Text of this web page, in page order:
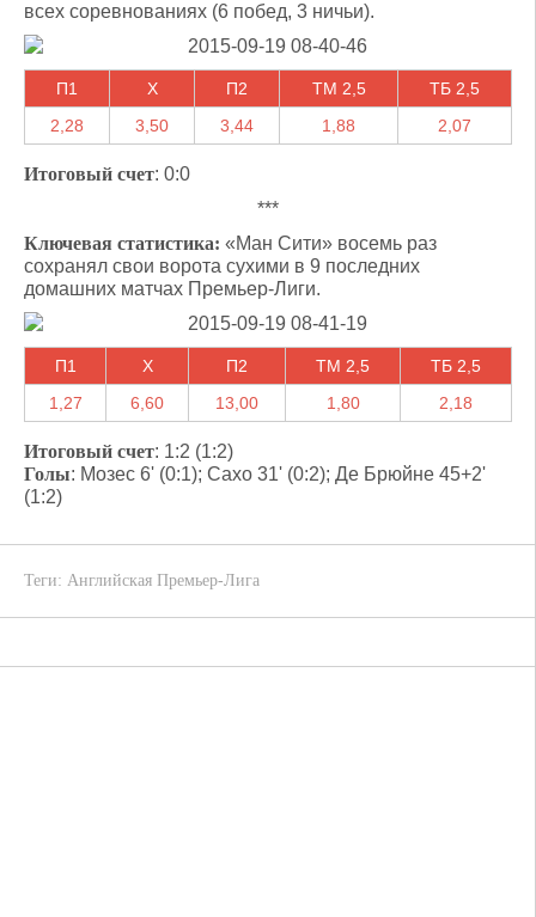
всех соревнованиях (6 побед, 3 ничьи).
П1 X П2 ТМ 2,5
ТБ 2,5
2,28
3,50 3,44 1,88 2,07
Итоговый счет: 0:0
***
Ключевая статистика: «Ман Сити» восемь раз
сохранял свои ворота сухими в 9 последних
домашних матчах Премьер-Лиги.
П1 X П2 ТМ 2,5
ТБ 2,5
1,27
6,60 13,00 1,80 2,18
Итоговый счет: 1:2 (1:2)
Голы: Мозес 6' (0:1); Сахо 31' (0:2); Де Брюйне 45+2'
(1:2)
Теги: Английская Премьер-Лига